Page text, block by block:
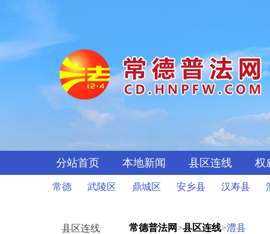
分站首页 本地新闻 县区连线 权
常德 武陵区 鼎城区 安乡县 汉寿县
县区连线 常德普法网>县区连线>澧县